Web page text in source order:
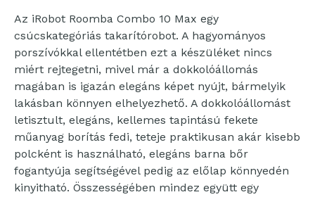
Az iRobot Roomba Combo 10 Max egy
csúcskategóriás takarítórobot. A hagyományos
porszívókkal ellentétben ezt a készüléket nincs
miért rejtegetni, mivel már a dokkolóállomás
magában is igazán elegáns képet nyújt, bármelyik
lakásban könnyen elhelyezhető. A dokkolóállomást
letisztult, elegáns, kellemes tapintású fekete
műanyag borítás fedi, teteje praktikusan akár kisebb
polcként is használható, elegáns barna bőr
fogantyúja segítségével pedig az előlap könnyedén
kinyitható. Összességében mindez együtt egy